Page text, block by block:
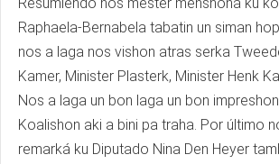
Raphaela-Bernabela tabatin un siman
nos a laga nos vishon atras serka
Kamer, Minister Plasterk, Minister Henk
Nos a laga un bon laga un bon
Koalishon aki a bini pa traha. Por último
remarká ku Diputado Nina Den Heyer